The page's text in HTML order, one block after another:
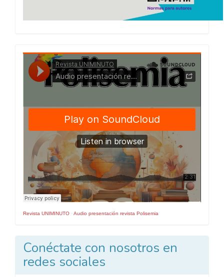
Presentacion
Numero
Revista UNIMINUTO · Audio presentación revista Polisemia
Conéctate con nosotros en
redes sociales